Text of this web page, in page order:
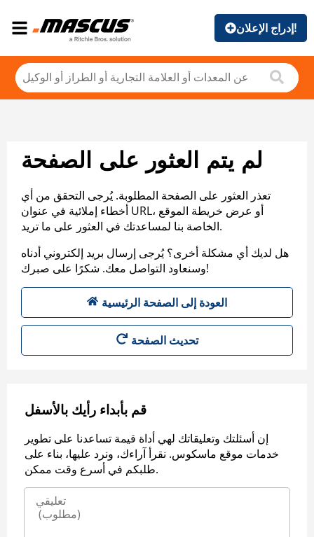
إدراج الإعلان!
لم يتم العثور على الصفحة
تعذر العثور على الصفحة المطلوبة. يُرجى التحقق من أي
أخطاء إملائية في عنوان URL، أو عرض خريطة الموقع
الخاصة بنا لمساعدتك في العثور على ما تريد.
هل لديك أي مشكلة أخرى؟ يُرجى إرسال بريد إلكتروني أدناه
وسنعاود التواصل معك. شكرًا على صبرك!
العودة إلى الصفحة الرئيسية
تحديث الصفحة
قم بأبداء رأيك بالأسفل
إن أسئلتك وتعليقاتك لهي أداة قيمة تساعدنا على تطوير
خدمات موقع ماسكوس. نقرأ آراءك، ونرد عليها، بناء على
طلبكم في أسرع وقت ممكن.